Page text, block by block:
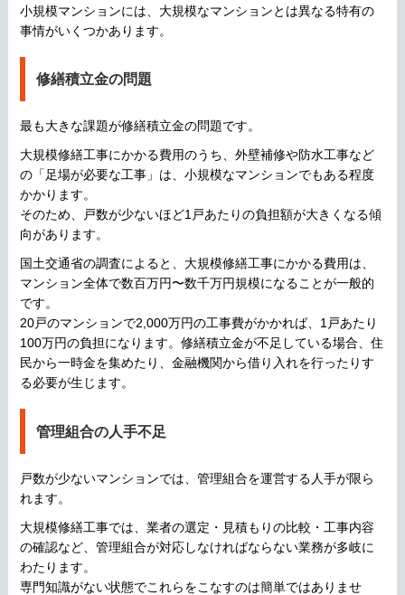
小規模マンションには、大規模なマンションとは異なる特有の
事情がいくつかあります。
修繕積立金の問題
最も大きな課題が修繕積立金の問題です。
大規模修繕工事にかかる費用のうち、外壁補修や防水工事など
の「足場が必要な工事」は、小規模なマンションでもある程度
かかります。
そのため、戸数が少ないほど1戸あたりの負担額が大きくなる傾
向があります。
国土交通省の調査によると、大規模修繕工事にかかる費用は、
マンション全体で数百万円〜数千万円規模になることが一般的
です。
20戸のマンションで2,000万円の工事費がかかれば、1戸あたり
100万円の負担になります。修繕積立金が不足している場合、住
民から一時金を集めたり、金融機関から借り入れを行ったりす
る必要が生じます。
管理組合の人手不足
戸数が少ないマンションでは、管理組合を運営する人手が限ら
れます。
大規模修繕工事では、業者の選定・見積もりの比較・工事内容
の確認など、管理組合が対応しなければならない業務が多岐に
わたります。
専門知識がない状態でこれらをこなすのは簡単ではありませ